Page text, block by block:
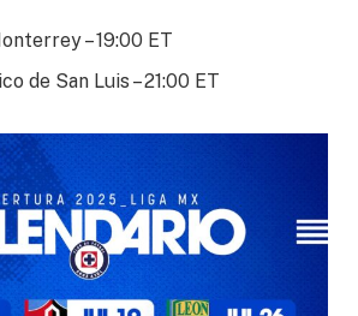
– 19:00 ET
de San Luis – 21:00 ET